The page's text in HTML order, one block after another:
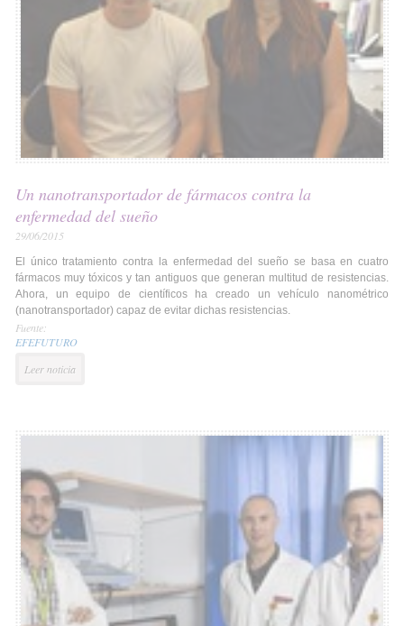
Un nanotransportador de fármacos contra la
enfermedad del sueño
29/06/2015
El único tratamiento contra la enfermedad del sueño se basa en cuatro
fármacos muy tóxicos y tan antiguos que generan multitud de resistencias.
Ahora, un equipo de científicos ha creado un vehículo nanométrico
(nanotransportador) capaz de evitar dichas resistencias.
Fuente:
EFEFUTURO
Leer noticia